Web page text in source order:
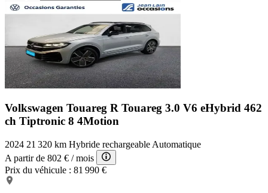
Volkswagen Touareg R Touareg 3.0 V6 eHybrid 462
ch Tiptronic 8 4Motion
2024 21 320 km Hybride rechargeable Automatique
A partir de 802 € / mois
Prix du véhicule : 81 990 €